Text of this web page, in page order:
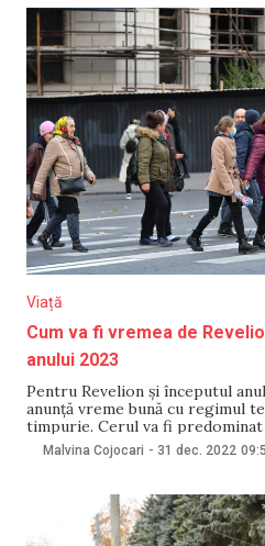
Viață
Cum va fi vremea de
anului 2023
Pentru Revelion și începutul
anunță vreme bună cu regimul
timpurie. Cerul va fi predominat
dimineața se prevăd condiţii de
predominant slab. Regimul
Malvina Cojocari - 31 dec. 2022